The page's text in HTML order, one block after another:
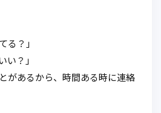
る？」
い？」
があるから、時間ある時に連絡